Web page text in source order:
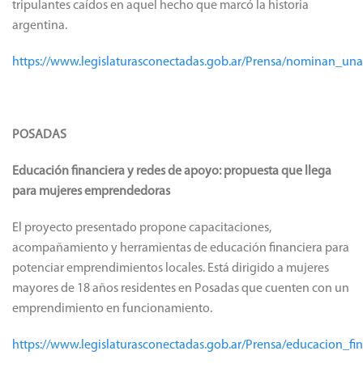
tripulantes caídos en aquel hecho que marcó la historia
argentina.
https://www.legislaturasconectadas.gob.ar/Prensa/
POSADAS
Educación financiera y redes de apoyo: propuesta que llega
para mujeres emprendedoras
El proyecto presentado propone capacitaciones,
acompañamiento y herramientas de educación financiera para
potenciar emprendimientos locales. Está dirigido a mujeres
mayores de 18 años residentes en Posadas que cuenten con un
emprendimiento en funcionamiento.
https://www.legislaturasconectadas.gob.ar/Prensa/